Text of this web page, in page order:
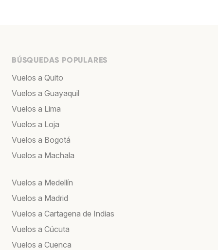
BÚSQUEDAS POPULARES
Vuelos a Quito
Vuelos a Guayaquil
Vuelos a Lima
Vuelos a Loja
Vuelos a Bogotá
Vuelos a Machala
Vuelos a Medellín
Vuelos a Madrid
Vuelos a Cartagena de Indias
Vuelos a Cúcuta
Vuelos a Cuenca